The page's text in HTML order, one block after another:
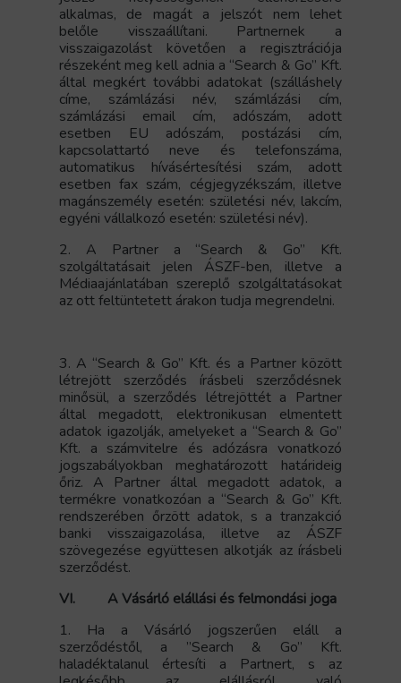
alkalmas, de magát a jelszót nem lehet
belőle visszaállítani. Partnernek a
visszaigazolást követően a regisztrációja
részeként meg kell adnia a “Search & Go” Kft.
által megkért további adatokat (szálláshely
címe, számlázási név, számlázási cím,
számlázási email cím, adószám, adott
esetben EU adószám, postázási cím,
kapcsolattartó neve és telefonszáma,
automatikus hívásértesítési szám, adott
esetben fax szám, cégjegyzékszám, illetve
magánszemély esetén: születési név, lakcím,
egyéni vállalkozó esetén: születési név).
2. A Partner a “Search & Go” Kft.
szolgáltatásait jelen ÁSZF-ben, illetve a
Médiaajánlatában szereplő szolgáltatásokat
az ott feltüntetett árakon tudja megrendelni.
3. A “Search & Go” Kft. és a Partner között
létrejött szerződés írásbeli szerződésnek
minősül, a szerződés létrejöttét a Partner
által megadott, elektronikusan elmentett
adatok igazolják, amelyeket a “Search & Go”
Kft. a számvitelre és adózásra vonatkozó
jogszabályokban meghatározott határideig
őriz. A Partner által megadott adatok, a
termékre vonatkozóan a “Search & Go” Kft.
rendszerében őrzött adatok, s a tranzakció
banki visszaigazolása, illetve az ÁSZF
szövegezése együttesen alkotják az írásbeli
szerződést.
VI. A Vásárló elállási és felmondási joga
1. Ha a Vásárló jogszerűen eláll a
szerződéstől, a ”Search & Go” Kft.
haladéktalanul értesíti a Partnert, s az